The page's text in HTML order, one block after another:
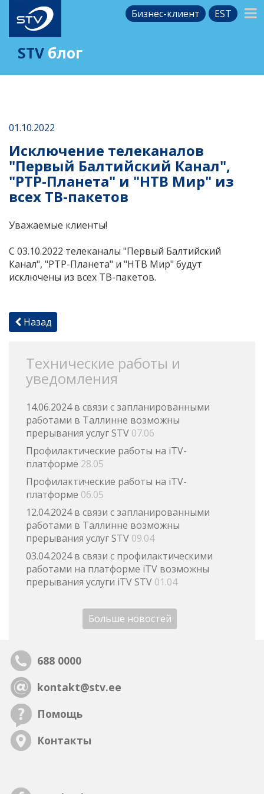
Бизнес-клиент EST
STV блог
01.10.2022
Исключение телеканалов
"Первый Балтийский Канал",
"РТР-Планета" и "НТВ Мир" из
всех ТВ-пакетов
Уважаемые клиенты!
С 03.10.2022 телеканалы "Первый Балтийский
Канал", "РТР-Планета" и "НТВ Мир" будут
исключены из всех ТВ-пакетов.
Назад
Технические работы и
уведомления
14.06.2024 в связи с запланированными
работами в Таллинне возможны
прерывания услуг STV 07.06
Профилактические работы на iTV-
платформе 28.05
Профилактические работы на iTV-
платформе 06.05
12.04.2024 в связи с запланированными
работами в Таллинне возможны
прерывания услуг STV 09.04
03.04.2024 в связи с профилактическими
работами на платформе iTV возможны
прерывания услуги iTV STV 01.04
Больше новостей
688 0000
kontakt@stv.ee
Помощь
Контакты